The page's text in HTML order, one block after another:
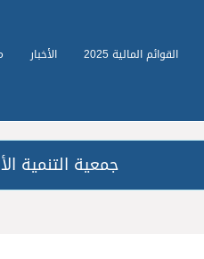
القوائم المالية 2025 الأخبار
جمعية التنمية